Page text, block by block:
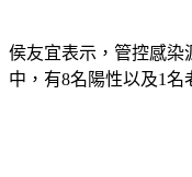
侯友宜表示，管控感染
中，有8名陽性以及1名